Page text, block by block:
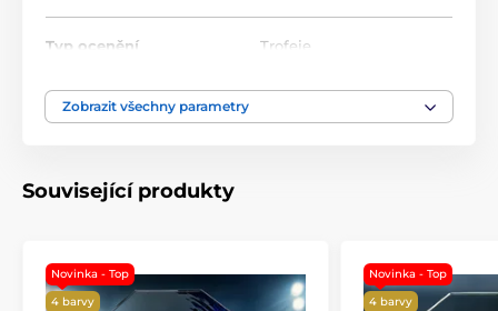
Typ ocenění Trofeje
Materiál
Zobrazit všechny parametry
Související produkty
Novinka - Top
4 barvy
Novinka - Top
4 barvy